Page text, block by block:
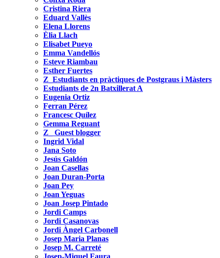
Cristina Riera
Eduard Vallès
Elena Llorens
Èlia Llach
Elisabet Pueyo
Emma Vandellós
Esteve Riambau
Esther Fuertes
Z_Estudiants en pràctiques de Postgraus i Màsters
Estudiants de 2n Batxillerat A
Eugenia Ortiz
Ferran Pérez
Francesc Quílez
Gemma Reguant
Z_ Guest blogger
Ingrid Vidal
Jana Soto
Jesús Galdón
Joan Casellas
Joan Duran-Porta
Joan Pey
Joan Yeguas
Joan Josep Pintado
Jordi Camps
Jordi Casanovas
Jordi Àngel Carbonell
Josep Maria Planas
Josep M. Carreté
Josep-Miquel Faura